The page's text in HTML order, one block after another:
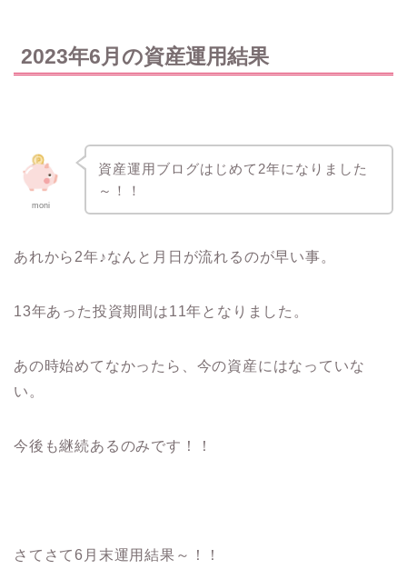
2023年6月の資産運用結果
moni
資産運用ブログはじめて2年になりました
～！！
あれから2年♪なんと月日が流れるのが早い事。
13年あった投資期間は11年となりました。
あの時始めてなかったら、今の資産にはなっていな
い。
今後も継続あるのみです！！
さてさて6月末運用結果～！！